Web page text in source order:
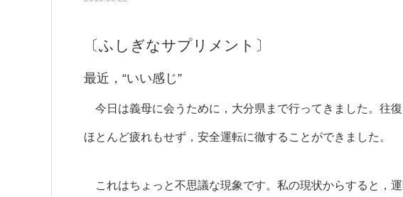
〔ふしぎなサプリメント〕
最近，“いい感じ”
今日は義母に会うために，大分県まで行ってきました。往
ほとんど疲れもせず，安全運転に徹することができました。
これはちょっと不思議な現象です。私の現状からすると，